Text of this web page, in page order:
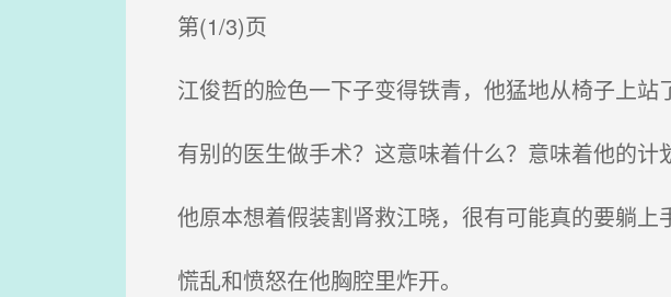
第(1/3)页
江俊哲的脸色一下子变得铁青，他猛地从椅子上站
有别的医生做手术？这意味着什么？意味着他的计
他原本想着假装割肾救江晓，很有可能真的要躺上
慌乱和愤怒在他胸腔里炸开。